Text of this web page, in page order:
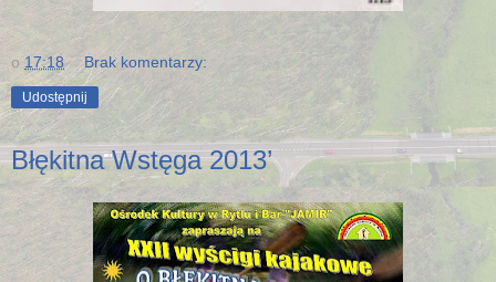
o 17:18 Brak komentarzy:
Udostępnij
Błękitna Wstęga 2013’